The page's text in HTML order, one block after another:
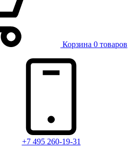
Корзина 0 товаров
+7 495 260-19-31